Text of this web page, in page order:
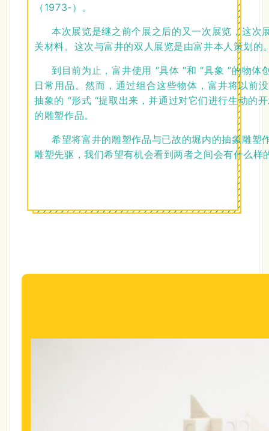
（1973-）。
本次展览是继之前个展之后的又一次展览，这次
关材料。这次与富井的双人展览是由富井本人策划的
到目前为止，富井使用 “具体 “和 “具象 “的物体
日常用品。然而，通过组合这些物体，富井将以前
抽象的 “形式 “提取出来，并通过对它们进行生动的
的雕塑作品。
希望将富井的雕塑作品与已故的堀内的抽象雕塑
雕塑先驱，我们希望有机会看到两者之间会有什么样